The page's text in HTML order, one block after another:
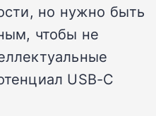
но нужно быть
чтобы не
USB-C